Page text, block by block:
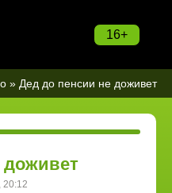
16+
» Дед до пенсии не доживет
доживет
20:12